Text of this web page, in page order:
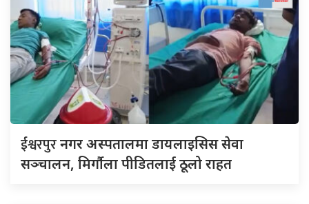
ईश्वरपुरनगर अस्पतालमा डायलाइसिस सेवा
सञ्चालन, मिर्गौला पीडितलाई ठूलो राहत